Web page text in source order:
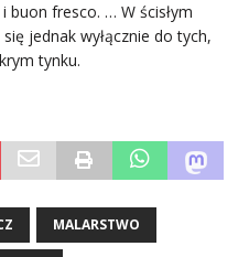
buon fresco. … W ścisłym
jednak wyłącznie do tych,
tynku.
MALARSTWO